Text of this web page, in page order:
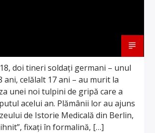
doi tineri soldați germani – unul
ani, celălalt 17 ani – au murit la
unei noi tulpini de gripă care a
acelui an. Plămânii lor au ajuns
de Istorie Medicală din Berlin,
fixați în formalină, […]